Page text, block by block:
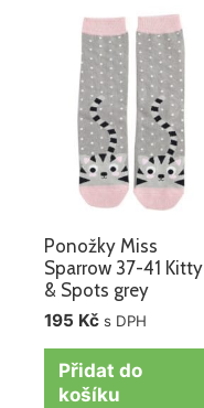
Ponožky Miss
Sparrow 37-41 Kitty
& Spots grey
195 Kč s DPH
Přidat do
košíku